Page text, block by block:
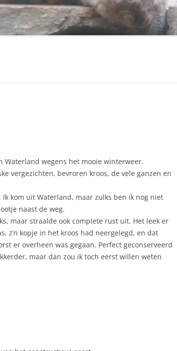
wegens het mooie winterweer.
vergezichten, bevroren kroos, de vele ganzen en
kom uit Waterland, maar zulks ben ik nog niet
naast de weg.
maar straalde ook complete rust uit. Het leek er
z’n kopje in het kroos had neergelegd, en dat
er overheen was gegaan. Perfect geconserveerd
maar dan zou ik toch eerst willen weten